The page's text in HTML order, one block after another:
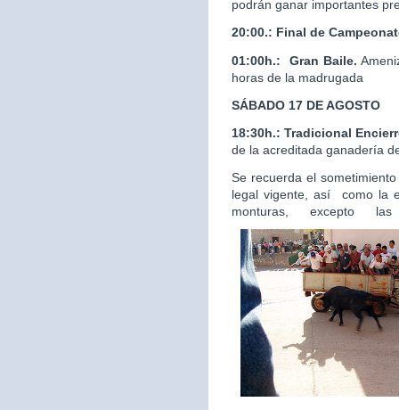
podrán ganar importantes
20:00.: Final de
01:00h.: Gran Baile.
horas de la madrugada
SÁBADO 17 DE AGOSTO
18:30h.: Tradicional
de la acreditada ganadería
Se recuerda el
legal vigente, así como la
monturas, excepto